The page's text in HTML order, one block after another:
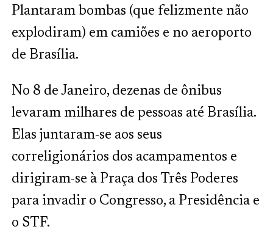
Plantaram bombas (que felizmente não
explodiram) em camiões e no aeroporto
de Brasília.
No 8 de Janeiro, dezenas de ônibus
levaram milhares de pessoas até Brasília.
Elas juntaram-se aos seus
correligionários dos acampamentos e
dirigiram-se à Praça dos Três Poderes
para invadir o Congresso, a Presidência e
o STF.